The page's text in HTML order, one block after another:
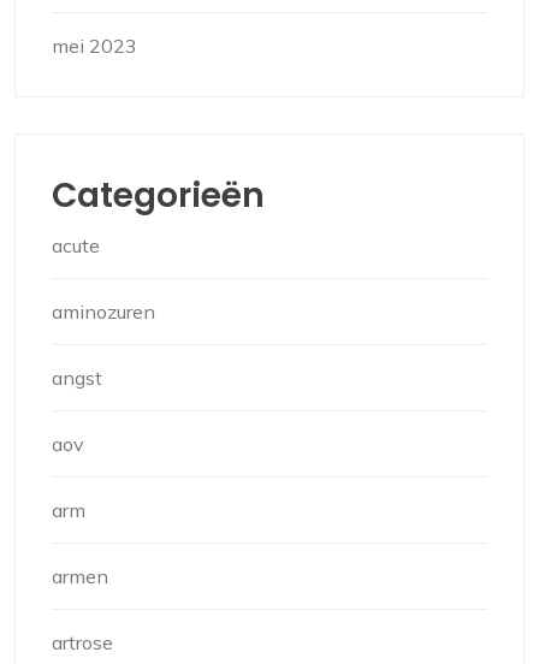
mei 2023
Categorieën
acute
aminozuren
angst
aov
arm
armen
artrose